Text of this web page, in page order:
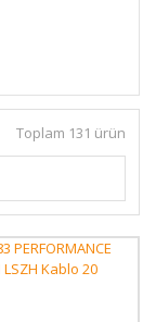
Toplam 131 ürün